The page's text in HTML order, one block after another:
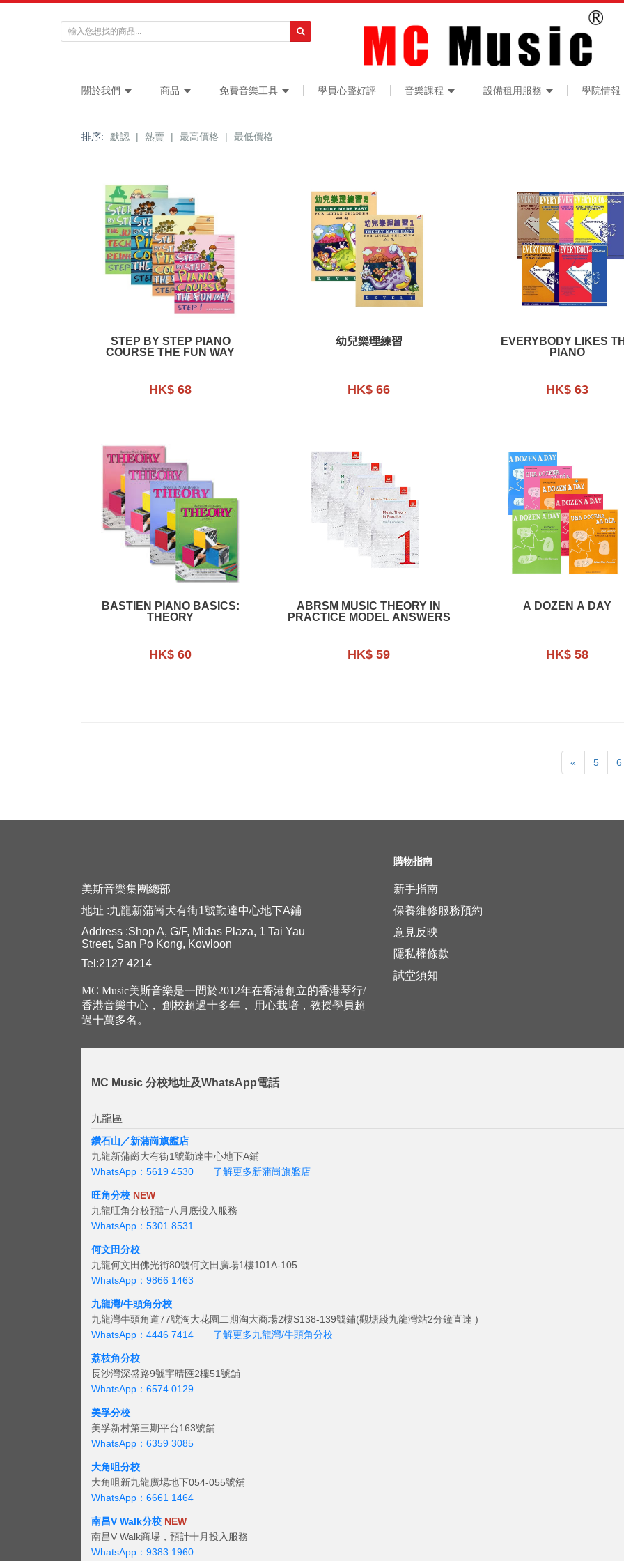
關於我們 商品 免費音樂工具 學員心聲好評 音樂課程 設備租用服務 學院情報
排序: 默認 | 熱賣 | 最高價格 | 最低價格
STEP BY STEP PIANO
COURSE THE FUN WAY
HK$ 68
幼兒樂理練習
HK$ 66
EVERYBODY LIKES
PIANO
HK$ 63
BASTIEN PIANO BASICS:
THEORY
HK$ 60
ABRSM MUSIC THEORY IN
PRACTICE MODEL ANSWERS
HK$ 59
A DOZEN A DAY
HK$ 58
« 5 6
購物指南
美斯音樂集團總部
地址 :九龍新蒲崗大有街1號勤達中心地下A鋪
Address :Shop A, G/F, Midas Plaza, 1 Tai Yau
Street, San Po Kong, Kowloon
Tel:2127 4214
新手指南
保養維修服務預約
意見反映
隱私權條款
試堂須知
MC Music美斯音樂是一間於2012年在香港創立的香港琴行/
香港音樂中心， 創校超過十多年， 用心栽培，教授學員超
過十萬多名。
MC Music 分校地址及WhatsApp電話
九龍區
鑽石山／新蒲崗旗艦店
九龍新蒲崗大有街1號勤達中心地下A鋪
WhatsApp：5619 4530
了解更多新蒲崗旗艦店
旺角分校 NEW
九龍旺角分校預計八月底投入服務
WhatsApp：5301 8531
何文田分校
九龍何文田佛光街80號何文田廣場1樓101A-105
WhatsApp：9866 1463
九龍灣/牛頭角分校
九龍灣牛頭角道77號淘大花園二期淘大商場2樓S138-139號鋪(觀塘綫九龍灣站2分鐘直達 )
WhatsApp：4446 7414
了解更多九龍灣/牛頭角分校
荔枝角分校
長沙灣深盛路9號宇晴匯2樓51號舖
WhatsApp：6574 0129
美孚分校
美孚新村第三期平台163號舖
WhatsApp：6359 3085
大角咀分校
大角咀新九龍廣場地下054-055號舖
WhatsApp：6661 1464
南昌V Walk分校 NEW
南昌V Walk商場，預計十月投入服務
WhatsApp：9383 1960